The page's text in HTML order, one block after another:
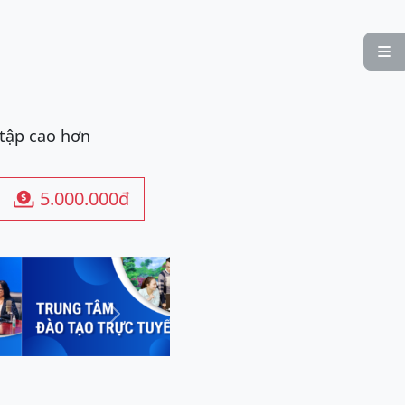

cao hơn
 5.000.000đ
Next